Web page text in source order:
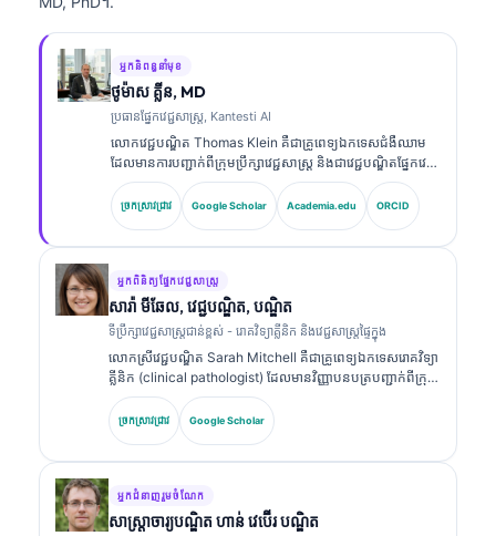
អ្នកនិពន្ធនាំមុខ
ថូម៉ាស គ្លីន, MD
ប្រធានផ្នែកវេជ្ជសាស្ត្រ, Kantesti AI
លោកវេជ្ជបណ្ឌិត Thomas Klein គឺជាគ្រូពេទ្យឯកទេសជំងឺឈាម
ដែលមានការបញ្ជាក់ពីក្រុមប្រឹក្សាវេជ្ជសាស្ត្រ និងជាវេជ្ជបណ្ឌិតផ្នែកវេជ្ជ
សាស្ត្រផ្ទៃក្នុង ដែលមានបទពិសោធន៍ជាង 15 ឆ្នាំក្នុងវិស័យវេជ្ជ
សាស្ត្រមន្ទីរពិសោធន៍ និងការវិភាគផ្នែកព្យាបាលដែលជួយដោយ AI។
ក្នុងតួនាទីជានាយកវេជ្ជសាស្ត្រនៅ Kantesti AI លោកផ្តល់ការត្រួត
បានបោះពុម្ពផ្សាយយ៉ាងទូលំទូលាយលើការបកស្រាយសញ្ញា
សម្គាល់ជីវសាស្ត្រ និងការធ្វើរោគវិនិច្ឆ័យក្នុងមន្ទីរពិសោធន៍លើប្រធានប
ទទាក់ទងនឹងវេជ្ជសាស្ត្រមន្ទីរពិសោធន៍។.
ច្រកស្រាវជ្រាវ Google Scholar Academia.edu ORCID
អ្នកពិនិត្យផ្នែកវេជ្ជសាស្ត្រ
សារ៉ា មីឆែល, វេជ្ជបណ្ឌិត, បណ្ឌិត
ទីប្រឹក្សាវេជ្ជសាស្ត្រជាន់ខ្ពស់ - រោគវិទ្យាគ្លីនិក និងវេជ្ជសាស្ត្រផ្ទៃក្នុង
លោកស្រីវេជ្ជបណ្ឌិត Sarah Mitchell គឺជាគ្រូពេទ្យឯកទេសរោគវិទ្យា
គ្លីនិក (clinical pathologist) ដែលមានវិញ្ញាបនបត្របញ្ជាក់ពីក្រុម
ប្រឹក្សាវេជ្ជសាស្ត្រ និងមានបទពិសោធន៍ជាង 18 ឆ្នាំក្នុងវិស័យវេជ្ជ
សាស្ត្រមន្ទីរពិសោធន៍ និងការវិភាគផ្នែករោគវិនិច្ឆ័យ។ លោកស្រីមាន
វិញ្ញាបនបត្រឯកទេសក្នុងគីមីវិទ្យាគ្លីនិក (clinical chemistry)
ច្រកស្រាវជ្រាវ Google Scholar
អ្នកជំនាញរួមចំណែក
សាស្ត្រាចារ្យ​បណ្ឌិត ហាន់ វេប៊ើរ បណ្ឌិត